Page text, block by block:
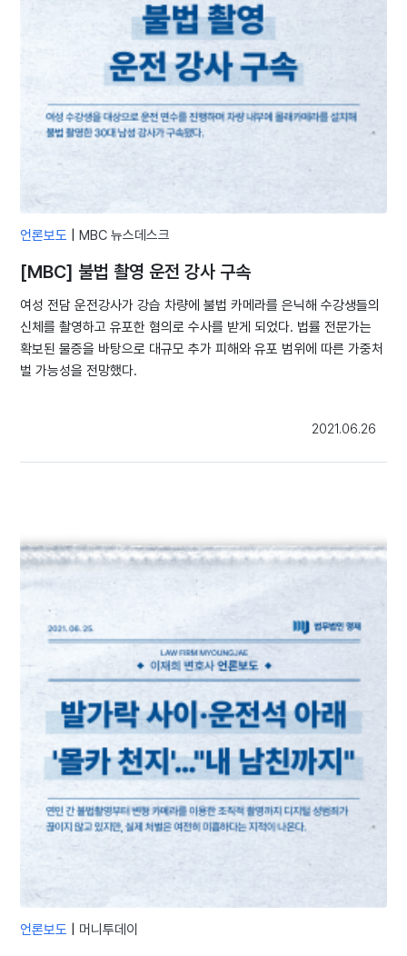
언론보도 |MBC 뉴스데스크
[MBC] 불법 촬영 운전 강사 구속
여성 전담 운전강사가 강습 차량에 불법 카메라를 은닉해 수강생들의
신체를 촬영하고 유포한 혐의로 수사를 받게 되었다. 법률 전문가는
확보된 물증을 바탕으로 대규모 추가 피해와 유포 범위에 따른 가중처
벌 가능성을 전망했다.
2021.06.26
언론보도 머니투데이